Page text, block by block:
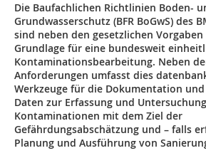
Die Baufachlichen Richtlinien Boden-
Grundwasserschutz (BFR BoGwS) des
sind neben den gesetzlichen
Grundlage für eine bundesweit
Kontaminationsbearbeitung. Neben
Anforderungen umfasst dies
Werkzeuge für die Dokumentation
Daten zur Erfassung und
Kontaminationen mit dem Ziel der
Gefährdungsabschätzung und – falls
Planung und Ausführung von